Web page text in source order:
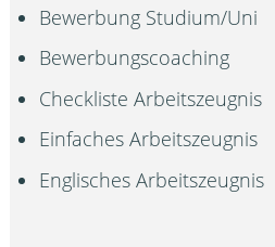
Bewerbung Studium/Uni
Bewerbungscoaching
Checkliste Arbeitszeugnis
Einfaches Arbeitszeugnis
Englisches Arbeitszeugnis